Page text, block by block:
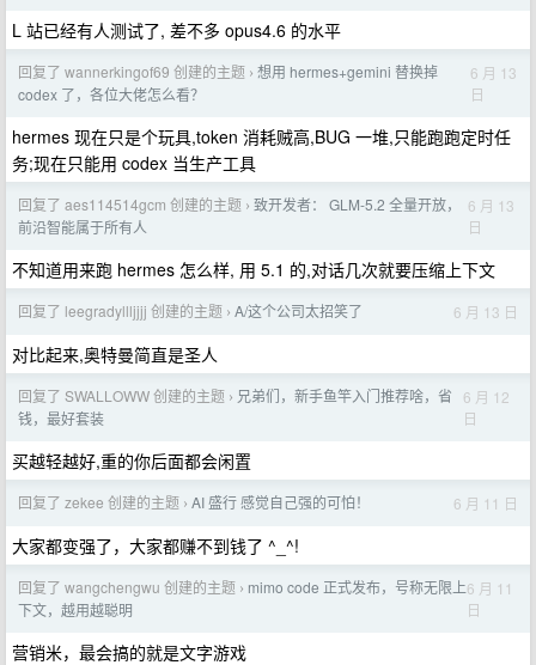
L 站已经有人测试了, 差不多 opus4.6 的水平
回复了 wannerkingof69 创建的主题 › 想用 hermes+gemini 替换掉
codex 了，各位大佬怎么看？
6 月 13
日
hermes 现在只是个玩具,token 消耗贼高,BUG 一堆,只能跑跑定时任
务;现在只能用 codex 当生产工具
回复了 aes114514gcm 创建的主题 › 致开发者： GLM-5.2 全量开放，
前沿智能属于所有人
6 月 13
日
不知道用来跑 hermes 怎么样, 用 5.1 的,对话几次就要压缩上下文
回复了 leegradyllljjjj 创建的主题 › A/这个公司太招笑了 6 月 13 日
对比起来,奥特曼简直是圣人
回复了 SWALLOWW 创建的主题 › 兄弟们，新手鱼竿入门推荐啥，省
钱，最好套装
6 月 12
日
买越轻越好,重的你后面都会闲置
回复了 zekee 创建的主题 › AI 盛行 感觉自己强的可怕！ 6 月 11 日
大家都变强了，大家都赚不到钱了 ^_^!
回复了 wangchengwu 创建的主题 › mimo code 正式发布，号称无限上
下文，越用越聪明
6 月 11
日
营销米，最会搞的就是文字游戏